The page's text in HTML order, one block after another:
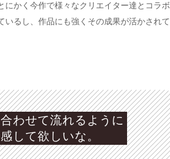
かく今作で様々なクリエイター達とコラボ
るし、作品にも強くその成果が活かされて
わせて流れるように
して欲しいな。